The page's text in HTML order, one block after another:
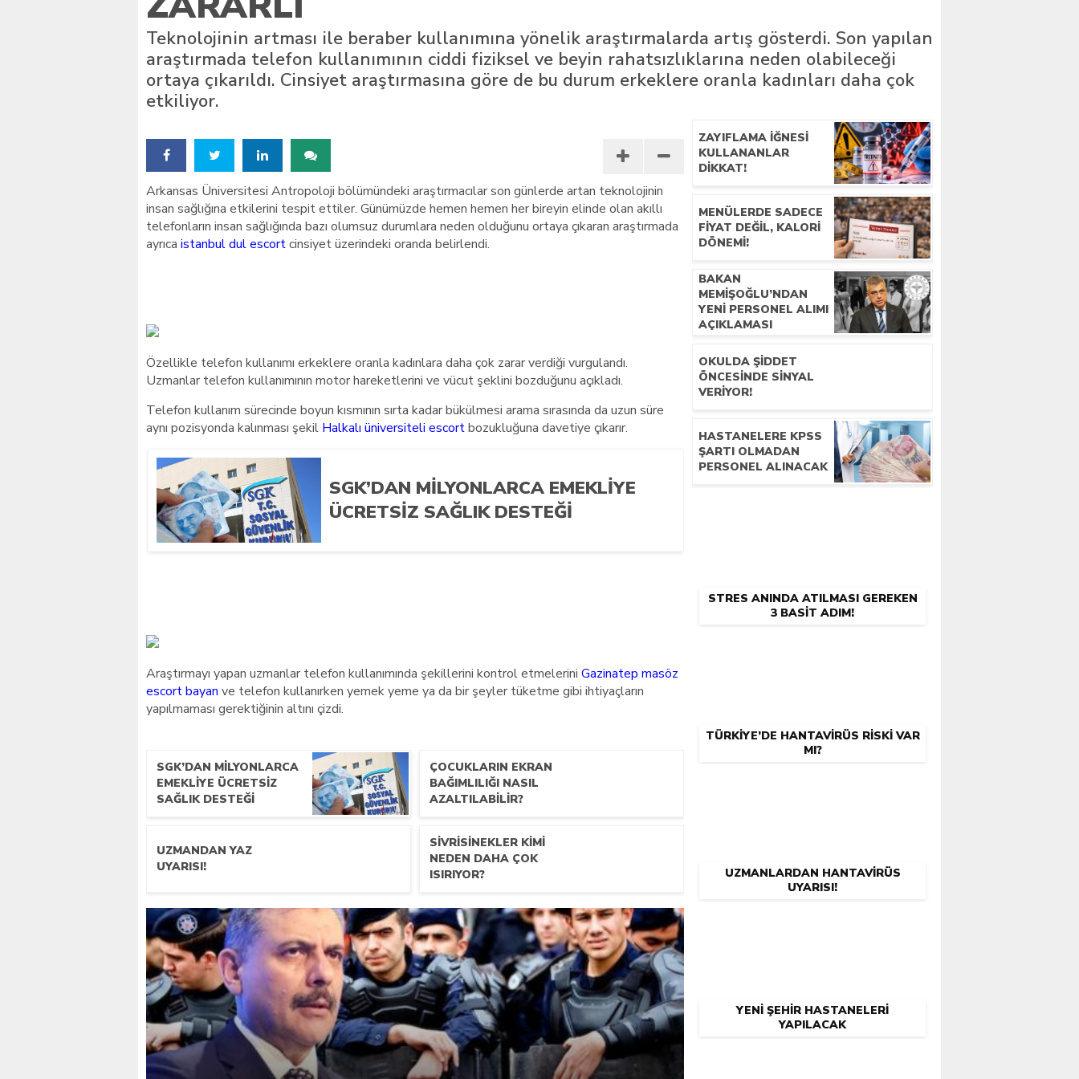
Teknolojinin artması ile beraber kullanımına yönelik araştırmalarda artış gösterdi. Son yapılan
araştırmada telefon kullanımının ciddi fiziksel ve beyin rahatsızlıklarına neden olabileceği
ortaya çıkarıldı. Cinsiyet araştırmasına göre de bu durum erkeklere oranla kadınları daha çok
etkiliyor.
Arkansas Üniversitesi Antropoloji bölümündeki araştırmacılar son günlerde artan teknolojinin
insan sağlığına etkilerini tespit ettiler. Günümüzde hemen hemen her bireyin elinde olan akıllı
telefonların insan sağlığında bazı olumsuz durumlara neden olduğunu ortaya çıkaran araştırmada
ayrıca istanbul dul escortcinsiyet üzerindeki oranda belirlendi.
Özellikle telefon kullanımı erkeklere oranla kadınlara daha çok zarar verdiği vurgulandı.
Uzmanlar telefon kullanımının motor hareketlerini ve vücut şeklini bozduğunu açıkladı.
Telefon kullanım sürecinde boyun kısmının sırta kadar bükülmesi arama sırasında da uzun süre
aynı pozisyonda kalınması şekil Halkalı üniversiteli escortbozukluğuna davetiye çıkarır.
SGK’DAN MILYONLARCA EMEKLIYE
ÜCRETSIZ SAĞLIK DESTEĞI
Araştırmayı yapan uzmanlar telefon kullanımında şekillerini kontrol etmelerini Gazinatep masöz
escort bayan ve telefon kullanırken yemek yeme ya da bir şeyler tüketme gibi ihtiyaçların
yapılmaması gerektiğinin altını çizdi.
SGK’DAN MILYONLARCA
EMEKLIYE ÜCRETSIZ
SAĞLIK DESTEĞI
ÇOCUKLARIN EKRAN
BAĞIMLILIĞI NASIL
AZALTILABILIR?
UZMANDAN YAZ
UYARISI!
SIVRISINEKLER KIMI
NEDEN DAHA ÇOK
ISIRIYOR?
ZAYIFLAMA IĞNESI
KULLANANLAR
DIKKAT!
​MENÜLERDE SADECE
FIYAT DEĞIL, KALORI
DÖNEMI!
BAKAN
MEMIŞOĞLU’NDAN
YENI PERSONEL ALIMI
AÇIKLAMASI
OKULDA ŞIDDET
ÖNCESINDE SINYAL
VERIYOR!
HASTANELERE KPSS
ŞARTI OLMADAN
PERSONEL ALINACAK
STRES ANINDA ATILMASI GEREKEN
3 BASIT ADIM!
TÜRKIYE’DE HANTAVIRÜS RISKI VAR
MI?
UZMANLARDAN HANTAVIRÜS
UYARISI!
YENI ŞEHIR HASTANELERI
YAPILACAK